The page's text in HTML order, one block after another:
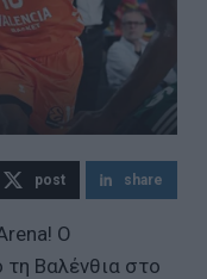
post share
Ο
τη Βαλένθια στο